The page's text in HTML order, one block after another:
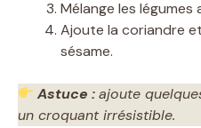
Mélange les légumes
Ajoute la coriandre
sésame.
Astuce :ajoute
un croquant irrésistible.